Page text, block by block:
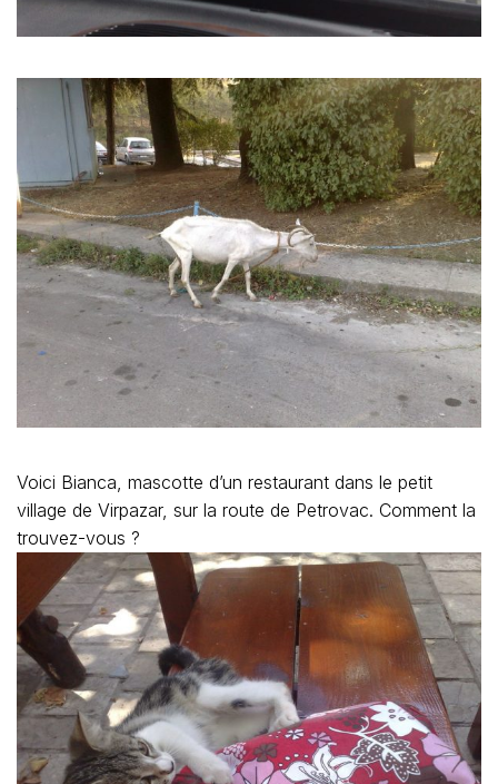
Voici Bianca, mascotte d’un restaurant dans le petit
village de Virpazar, sur la route de Petrovac. Comment la
trouvez-vous ?